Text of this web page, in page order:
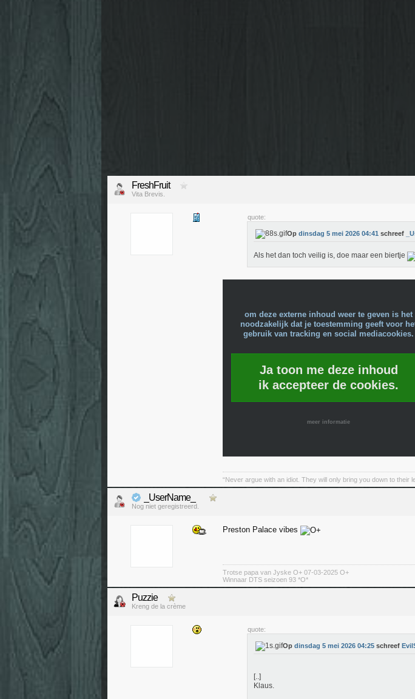
FreshFruit
Vita Brevis.
quote:
Op dinsdag 5 mei 2026 04:41 schreef
Als het dan toch veilig is, doe maar een biertje
om deze externe inhoud weer te geven is het
noodzakelijk dat je toestemming geeft voor
gebruik van tracking en social mediacookies.
Ja toon me deze inhoud
ik accepteer de cookies.
meer informatie
“Never argue with an idiot. They will only bring you down to their
_UserName_
Nog niet geregistreerd.
Preston Palace vibes
Trotse papa van Jyske O+ 07-03-2025 O+
Winnaar DTS seizoen 93 *O*
Puzzie
Kreng de la crème
quote:
Op dinsdag 5 mei 2026 04:25 schreef
[..]
Klaus.